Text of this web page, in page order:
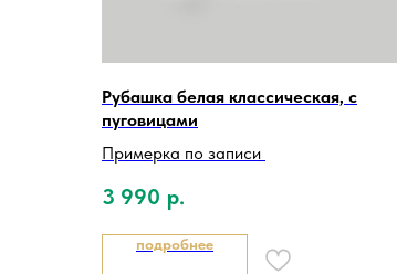
Рубашка белая классическая, с
пуговицами
Примерка по записи
3 990 р.
подробнее